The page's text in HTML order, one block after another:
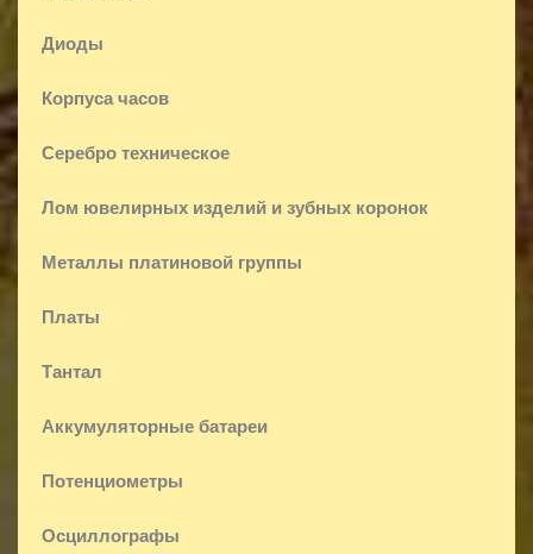
Диоды
Корпуса часов
Серебро техническое
Лом ювелирных изделий и зубных коронок
Металлы платиновой группы
Платы
Тантал
Аккумуляторные батареи
Потенциометры
Осциллографы